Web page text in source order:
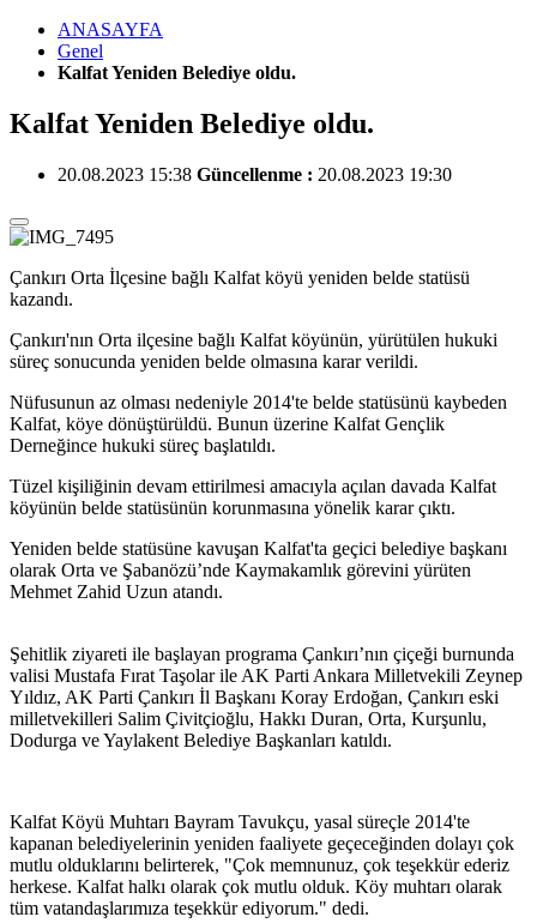
ANASAYFA
Genel
Kalfat Yeniden Belediye oldu.
Kalfat Yeniden Belediye oldu.
20.08.2023 15:38 Güncellenme : 20.08.2023 19:30
Çankırı Orta İlçesine bağlı Kalfat köyü yeniden belde statüsü
kazandı.
Çankırı'nın Orta ilçesine bağlı Kalfat köyünün, yürütülen hukuki
süreç sonucunda yeniden belde olmasına karar verildi.
Nüfusunun az olması nedeniyle 2014'te belde statüsünü kaybeden
Kalfat, köye dönüştürüldü. Bunun üzerine Kalfat Gençlik
Derneğince hukuki süreç başlatıldı.
Tüzel kişiliğinin devam ettirilmesi amacıyla açılan davada Kalfat
köyünün belde statüsünün korunmasına yönelik karar çıktı.
Yeniden belde statüsüne kavuşan Kalfat'ta geçici belediye başkanı
olarak Orta ve Şabanözü’nde Kaymakamlık görevini yürüten
Mehmet Zahid Uzun atandı.
Şehitlik ziyareti ile başlayan programa Çankırı’nın çiçeği burnunda
valisi Mustafa Fırat Taşolar ile AK Parti Ankara Milletvekili Zeynep
Yıldız, AK Parti Çankırı İl Başkanı Koray Erdoğan, Çankırı eski
milletvekilleri Salim Çivitçioğlu, Hakkı Duran, Orta, Kurşunlu,
Dodurga ve Yaylakent Belediye Başkanları katıldı.
Kalfat Köyü Muhtarı Bayram Tavukçu, yasal süreçle 2014'te
kapanan belediyelerinin yeniden faaliyete geçeceğinden dolayı çok
mutlu olduklarını belirterek, "Çok memnunuz, çok teşekkür ederiz
herkese. Kalfat halkı olarak çok mutlu olduk. Köy muhtarı olarak
tüm vatandaşlarımıza teşekkür ediyorum." dedi.